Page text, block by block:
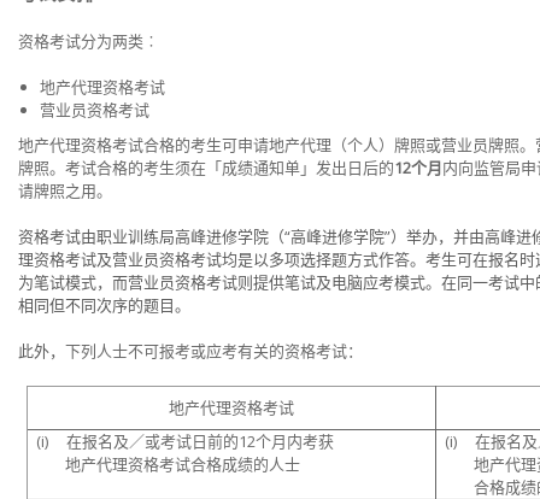
资格考试分为两类︰
地产代理资格考试
营业员资格考试
地产代理资格考试合格的考生可申请地产代理（个人）牌照或营业员牌照
牌照。考试合格的考生须在「成绩通知单」发出日后的12个月内向监管局
请牌照之用。
资格考试由职业训练局高峰进修学院（“高峰进修学院”） 举办，并由高峰进
理资格考试及营业员资格考试均是以多项选择题方式作答。考生可在报名
为笔试模式，而营业员资格考试则提供笔试及电脑应考模式。在同一考试
相同但不同次序的题目。
此外， 下列人士不可报考或应考有关的资格考试：
地产代理资格考试
(i)在报名及／或考试日前的12个月内考获
地产代理资格考试合格成绩的人士
(i)在报名
地产代理
合格成绩